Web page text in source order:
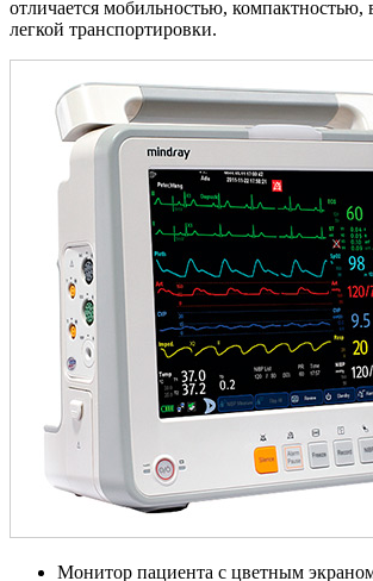
отличается мобильностью,
легкой транспортировки.
Монитор пациента с цветным